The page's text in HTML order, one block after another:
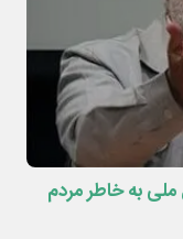
به خاطر مردم